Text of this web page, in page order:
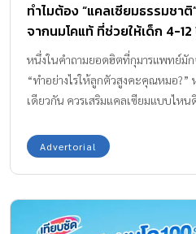
เวลาทองแห่งการเจริญเติบโตค่ะ ซึ่งถ้า
ด้วย นมวัว UHT เพิ่มความสูง ตั้งแต่เ
จะพุ่งทะยานได้ไกลกว่าใครเพื่อนเล
“ตารางเวลา” ของหนุ่มน้อยและสาว
ทองกันบ้าง หนุ่มน้อยจอมพลัง (อายุ
กราฟจะเริ่มคงที่ ดังนั้นช่วง 4-9 ปี คือ
ทำไมต้อง “แคลเซียมธรรมชา
จากนมโคแท้ ที่ช่วยให้เด็ก 4-
หนึ่งในคำถามยอดฮิตที่กุมารแพทย์มั
“ทำอย่างไรให้ลูกตัวสูงคะคุณหมอ?”
เดียวกัน ควรเสริมแคลเซียมแบบไห
รับ “แคลเซียมธรรมชาติ” ค่ะ ความกั
เข้าใจได้ เพราะช่วงวัย 4-12 ปี ถือเป็
เจริญเติบโตอย่างก้าวกระโดด
แล้ว แผ่นการเจริญเติบโตบริเวณปล
Advertorial